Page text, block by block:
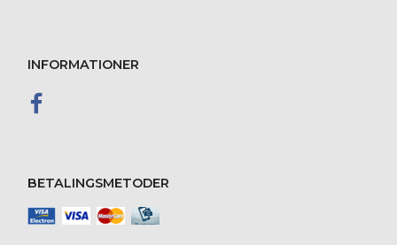
INFORMATIONER
BETALINGSMETODER